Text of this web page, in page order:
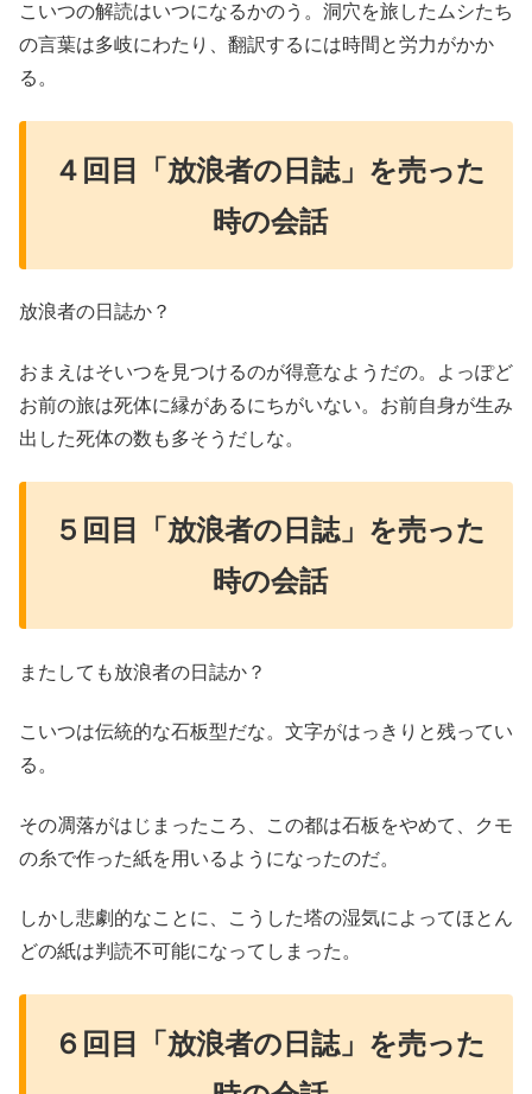
こいつの解読はいつになるかのう。洞穴を旅したムシたち
の言葉は多岐にわたり、翻訳するには時間と労力がかか
る。
４回目「放浪者の日誌」を売った
時の会話
放浪者の日誌か？
おまえはそいつを見つけるのが得意なようだの。よっぽど
お前の旅は死体に縁があるにちがいない。お前自身が生み
出した死体の数も多そうだしな。
５回目「放浪者の日誌」を売った
時の会話
またしても放浪者の日誌か？
こいつは伝統的な石板型だな。文字がはっきりと残ってい
る。
その凋落がはじまったころ、この都は石板をやめて、クモ
の糸で作った紙を用いるようになったのだ。
しかし悲劇的なことに、こうした塔の湿気によってほとん
どの紙は判読不可能になってしまった。
６回目「放浪者の日誌」を売った